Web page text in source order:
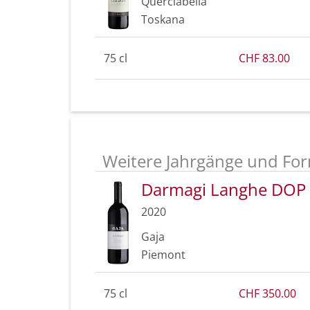
Toskana
75 cl CHF 83.00
Weitere Jahrgänge und
Darmagi Langhe DOP
2020
Gaja
Piemont
75 cl CHF 350.00